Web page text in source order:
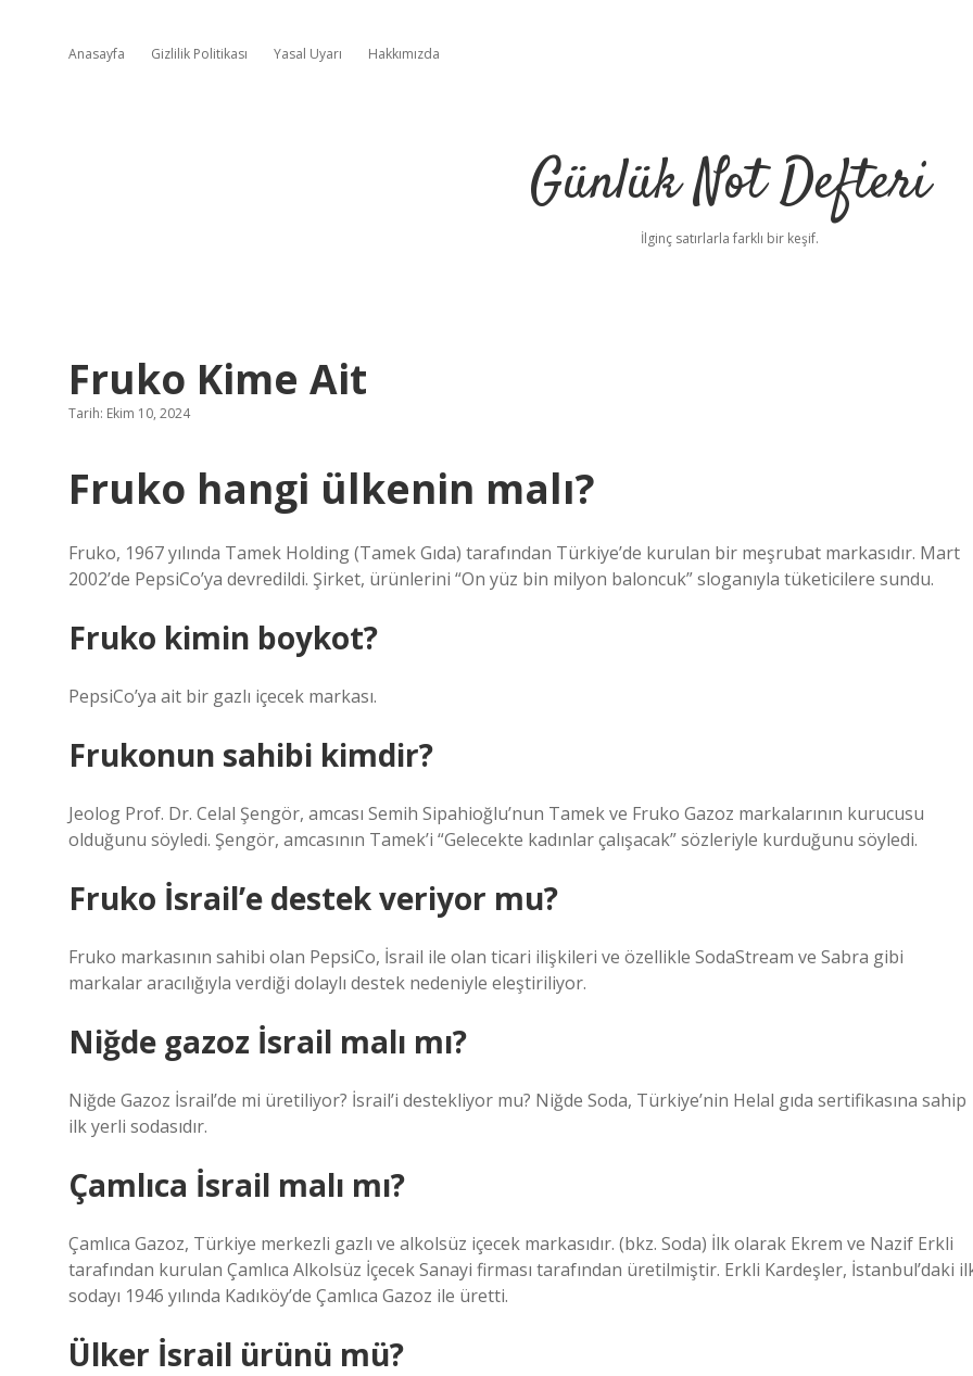
Anasayfa Gizlilik Politikası Yasal Uyarı Hakkımızda
Günlük Not Defteri
İlginç satırlarla farklı bir keşif.
Fruko Kime Ait
Tarih: Ekim 10, 2024
Fruko hangi ülkenin malı?
Fruko, 1967 yılında Tamek Holding (Tamek Gıda) tarafından Türkiye’de kurulan bir meşrubat markasıdır. Mart
2002’de PepsiCo’ya devredildi. Şirket, ürünlerini “On yüz bin milyon baloncuk” sloganıyla tüketicilere sundu.
Fruko kimin boykot?
PepsiCo’ya ait bir gazlı içecek markası.
Frukonun sahibi kimdir?
Jeolog Prof. Dr. Celal Şengör, amcası Semih Sipahioğlu’nun Tamek ve Fruko Gazoz markalarının kurucusu
olduğunu söyledi. Şengör, amcasının Tamek’i “Gelecekte kadınlar çalışacak” sözleriyle kurduğunu söyledi.
Fruko İsrail’e destek veriyor mu?
Fruko markasının sahibi olan PepsiCo, İsrail ile olan ticari ilişkileri ve özellikle SodaStream ve Sabra gibi
markalar aracılığıyla verdiği dolaylı destek nedeniyle eleştiriliyor.
Niğde gazoz İsrail malı mı?
Niğde Gazoz İsrail’de mi üretiliyor? İsrail’i destekliyor mu? Niğde Soda, Türkiye’nin Helal gıda sertifikasına sahip
ilk yerli sodasıdır.
Çamlıca İsrail malı mı?
Çamlıca Gazoz, Türkiye merkezli gazlı ve alkolsüz içecek markasıdır. (bkz. Soda) İlk olarak Ekrem ve Nazif Erkli
tarafından kurulan Çamlıca Alkolsüz İçecek Sanayi firması tarafından üretilmiştir. Erkli Kardeşler, İstanbul’daki
sodayı 1946 yılında Kadıköy’de Çamlıca Gazoz ile üretti.
Ülker İsrail ürünü mü?